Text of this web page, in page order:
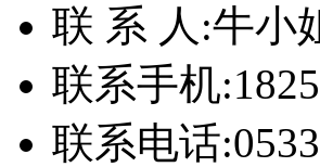
联 系 人:牛小
联系手机:
联系电话: